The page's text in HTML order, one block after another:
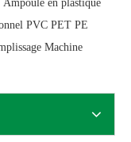
Ampoule en plastique
PVC PET PE
Machine